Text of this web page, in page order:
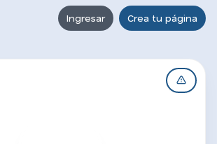
Ingresar Crea tu página